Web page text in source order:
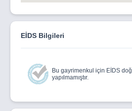
EİDS Bilgileri
Bu gayrimenkul için EİDS
yapılmamıştır.